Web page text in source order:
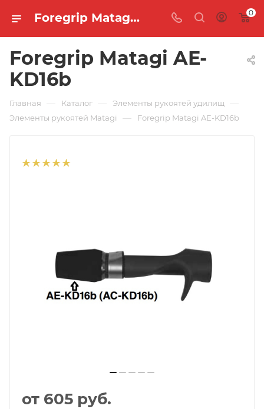
Foregrip Matagi AE-KD16b 🐟 купить по цене 605 руб. в интернет-магазине "MASTER FISH" 0
Foregrip Matagi AE-
KD16b
Главная — Каталог — Элементы рукоятей удилищ —
Элементы рукоятей Matagi — Foregrip Matagi AE-KD16b
от 605 руб.